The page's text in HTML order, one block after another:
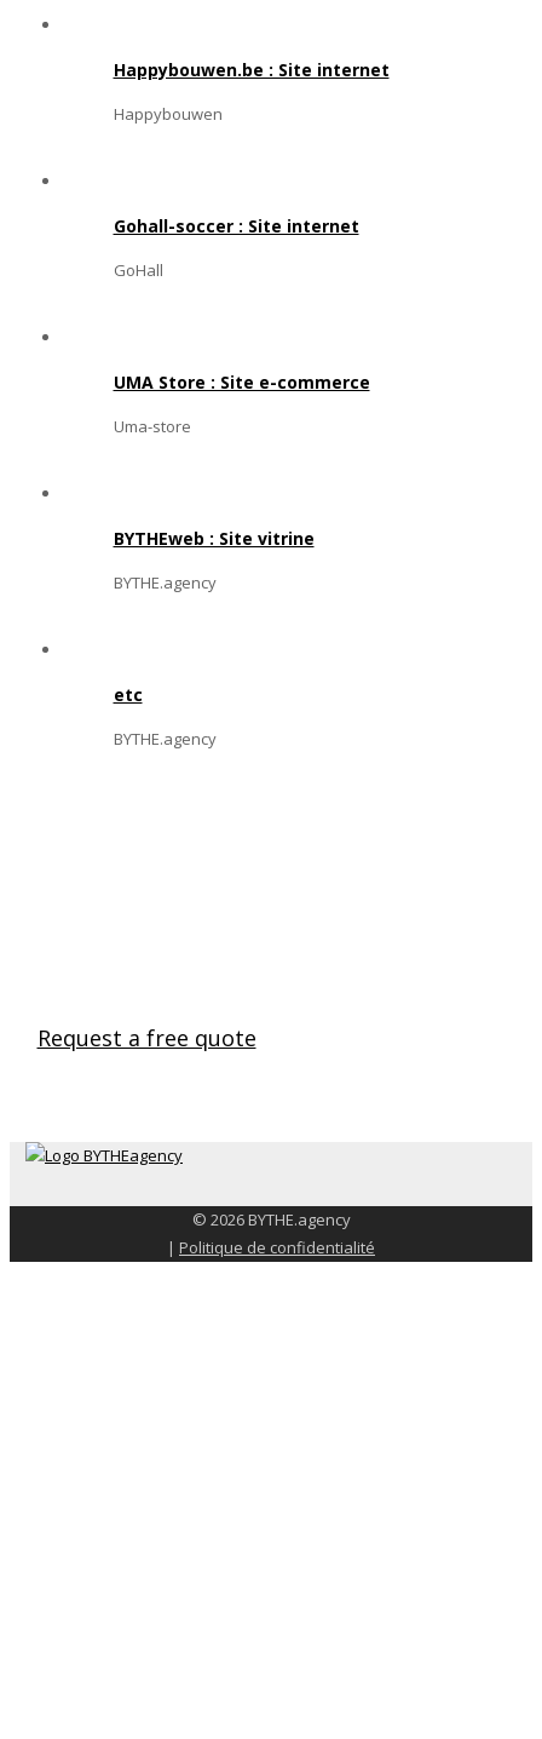
Happybouwen.be : Site internet
Happybouwen
Gohall-soccer : Site internet
GoHall
UMA Store : Site e-commerce
Uma-store
BYTHEweb : Site vitrine
BYTHE.agency
etc
BYTHE.agency
Request a free quote
© 2026 BYTHE.agency
| Politique de confidentialité